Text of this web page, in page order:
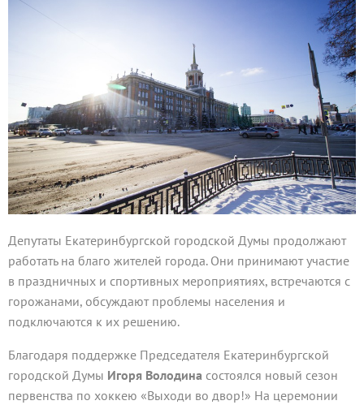
Депутаты Екатеринбургской городской Думы продолжают
работать на благо жителей города. Они принимают участие
в праздничных и спортивных мероприятиях, встречаются с
горожанами, обсуждают проблемы населения и
подключаются к их решению.
Благодаря поддержке Председателя Екатеринбургской
городской Думы Игоря Володина состоялся новый сезон
первенства по хоккею «Выходи во двор!» На церемонии